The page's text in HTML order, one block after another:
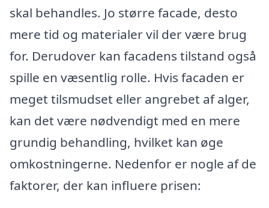
skal behandles. Jo større facade, desto
mere tid og materialer vil der være brug
for. Derudover kan facadens tilstand også
spille en væsentlig rolle. Hvis facaden er
meget tilsmudset eller angrebet af alger,
kan det være nødvendigt med en mere
grundig behandling, hvilket kan øge
omkostningerne. Nedenfor er nogle af de
faktorer, der kan influere prisen: